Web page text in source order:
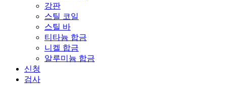
강판
스틸 코일
스틸 바
티타늄 합금
니켈 합금
알루미늄 합금
신청
검사